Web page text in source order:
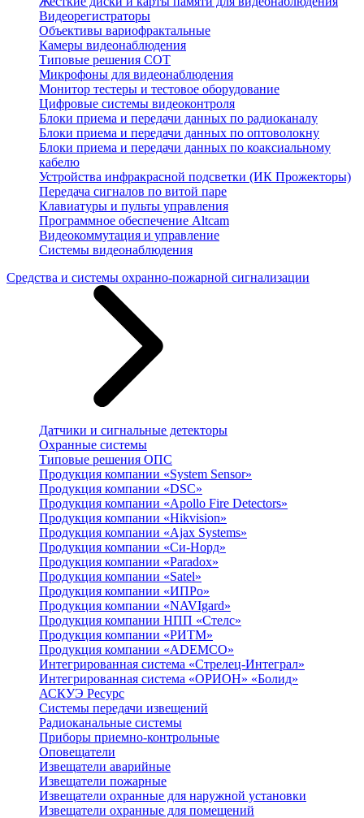
Видеорегистраторы
Объективы вариофрактальные
Камеры видеонаблюдения
Типовые решения СОТ
Микрофоны для видеонаблюдения
Монитор тестеры и тестовое оборудование
Цифровые системы видеоконтроля
Блоки приема и передачи данных по радиоканалу
Блоки приема и передачи данных по оптоволокну
Блоки приема и передачи данных по коаксиальному
кабелю
Устройства инфракрасной подсветки (ИК Прожекторы)
Передача сигналов по витой паре
Клавиатуры и пульты управления
Программное обеспечение Altcam
Видеокоммутация и управление
Системы видеонаблюдения
Средства и системы охранно-пожарной сигнализации
Датчики и сигнальные детекторы
Охранные системы
Типовые решения ОПС
Продукция компании «System Sensor»
Продукция компании «DSC»
Продукция компании «Apollo Fire Detectors»
Продукция компании «Hikvision»
Продукция компании «Ajax Systems»
Продукция компании «Си-Норд»
Продукция компании «Paradox»
Продукция компании «Satel»
Продукция компании «ИПРо»
Продукция компании «NAVIgard»
Продукция компании НПП «Стелс»
Продукция компании «РИТМ»
Продукция компании «ADEMCO»
Интегрированная система «Стрелец-Интеграл»
Интегрированная система «ОРИОН» «Болид»
АСКУЭ Ресурс
Системы передачи извещений
Радиоканальные системы
Приборы приемно-контрольные
Оповещатели
Извещатели аварийные
Извещатели пожарные
Извещатели охранные для наружной установки
Извещатели охранные для помещений